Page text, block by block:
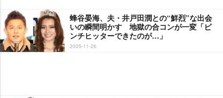
蜂谷晏海、夫・井戸田潤との“鮮烈”な出会
いの瞬間明かす 地獄の合コンが一変「ピ
ンチヒッターできたのが…」
2025-11-26